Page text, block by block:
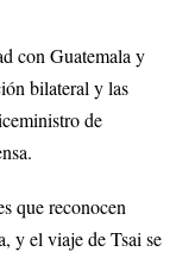
con Guatemala y
bilateral y las
de
que reconocen
y el viaje de Tsai se